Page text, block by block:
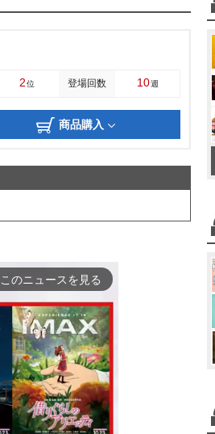
2位 登場回数 10週
商品購入
このニュースを見る